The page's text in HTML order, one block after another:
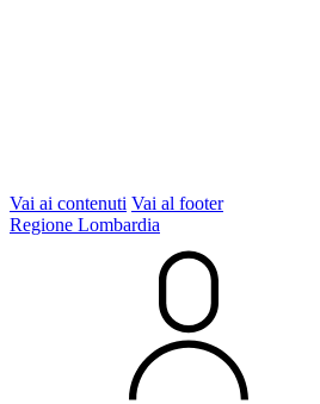
Vai ai contenuti Vai al footer
Regione Lombardia